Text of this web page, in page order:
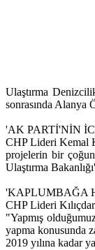
Ulaştırma
sonrasında Alanya
'AK PARTİ'NİN
CHP Lideri Kemal
projelerin bir
Ulaştırma
'KAPLUMBAĞA
CHP Lideri
"Yapmış
yapma konusunda
2019 yılına kadar